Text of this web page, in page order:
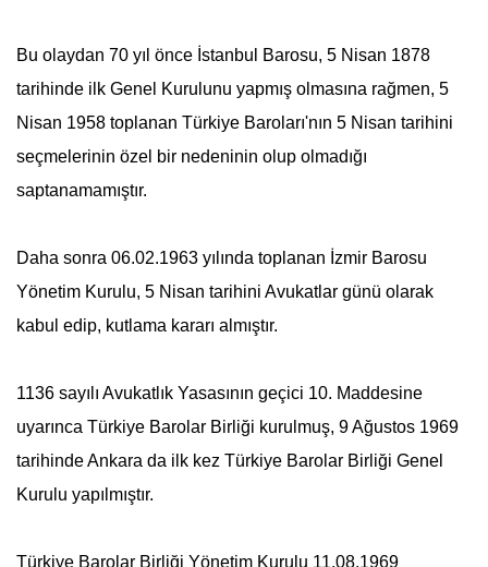
Bu olaydan 70 yıl önce İstanbul Barosu, 5 Nisan 1878
tarihinde ilk Genel Kurulunu yapmış olmasına rağmen, 5
Nisan 1958 toplanan Türkiye Baroları'nın 5 Nisan tarihini
seçmelerinin özel bir nedeninin olup olmadığı
saptanamamıştır.
Daha sonra 06.02.1963 yılında toplanan İzmir Barosu
Yönetim Kurulu, 5 Nisan tarihini Avukatlar günü olarak
kabul edip, kutlama kararı almıştır.
1136 sayılı Avukatlık Yasasının geçici 10. Maddesine
uyarınca Türkiye Barolar Birliği kurulmuş, 9 Ağustos 1969
tarihinde Ankara da ilk kez Türkiye Barolar Birliği Genel
Kurulu yapılmıştır.
Türkiye Barolar Birliği Yönetim Kurulu 11.08.1969